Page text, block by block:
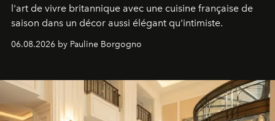
l'art de vivre britannique avec une cuisine française de
saison dans un décor aussi élégant qu'intimiste.
06.08.2026 by Pauline Borgogno